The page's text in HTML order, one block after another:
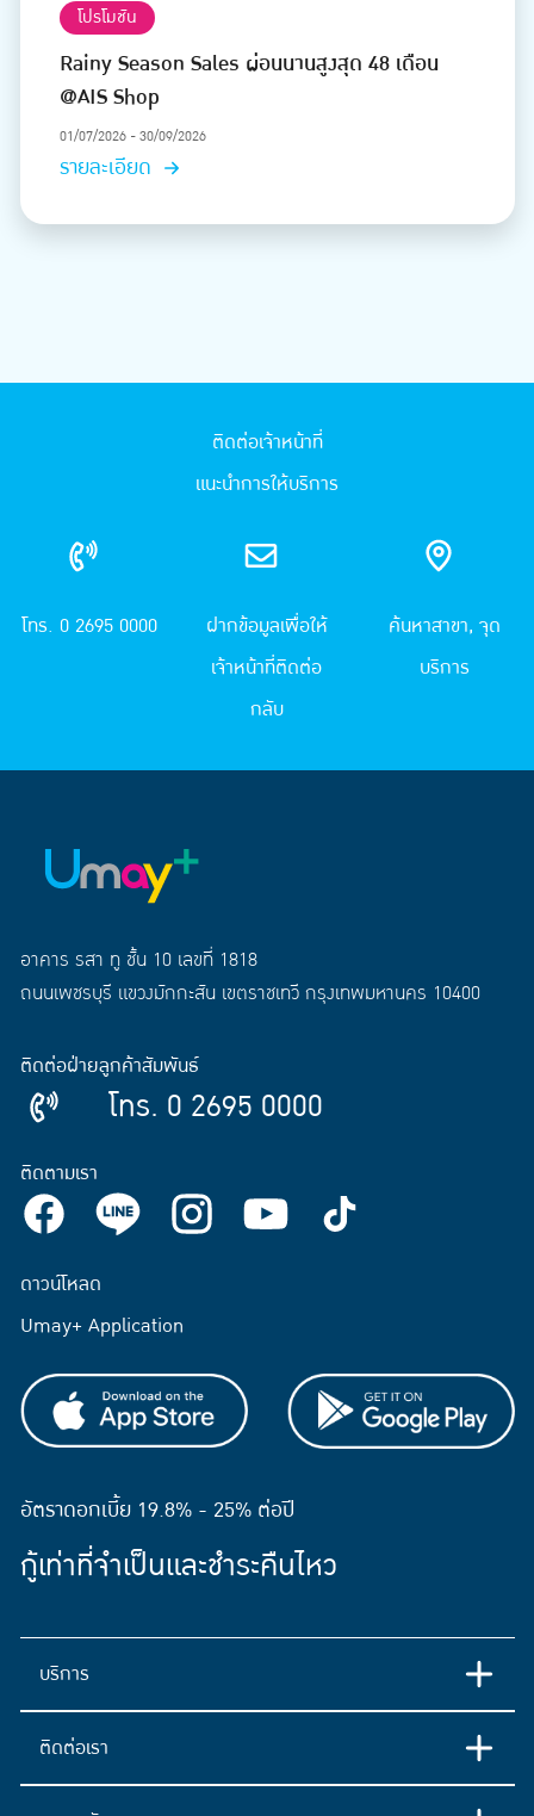
โปรโมชัน
Rainy Season Sales ผ่อนนานสูงสุด 48 เดือน
@AIS Shop
01/07/2026 - 30/09/2026
รายละเอียด
ติดต่อเจ้าหน้าที่
แนะนำการให้บริการ
โทร. 0 2695 0000
ฝากข้อมูลเพื่อให้
เจ้าหน้าที่ติดต่อ
กลับ
ค้นหาสาขา, จุด
บริการ
อาคาร รสา ทู ชั้น 10 เลขที่ 1818
ถนนเพชรบุรี แขวงมักกะสัน เขตราชเทวี กรุงเทพมหานคร 10400
ติดต่อฝ่ายลูกค้าสัมพันธ์
โทร. 0 2695 0000
ติดตามเรา
ดาวน์โหลด
Umay+ Application
อัตราดอกเบี้ย 19.8% - 25% ต่อปี
กู้เท่าที่จำเป็นและชำระคืนไหว
บริการ
ติดต่อเรา